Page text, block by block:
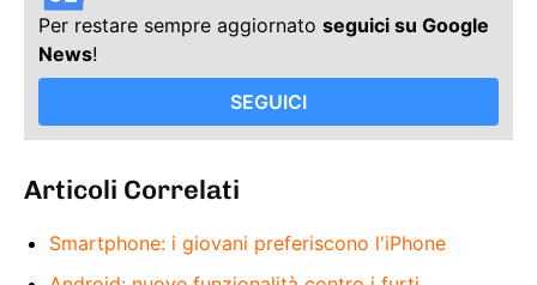
Per restare sempre aggiornato seguici su Google
News!
SEGUICI
Articoli Correlati
Smartphone: i giovani preferiscono l'iPhone